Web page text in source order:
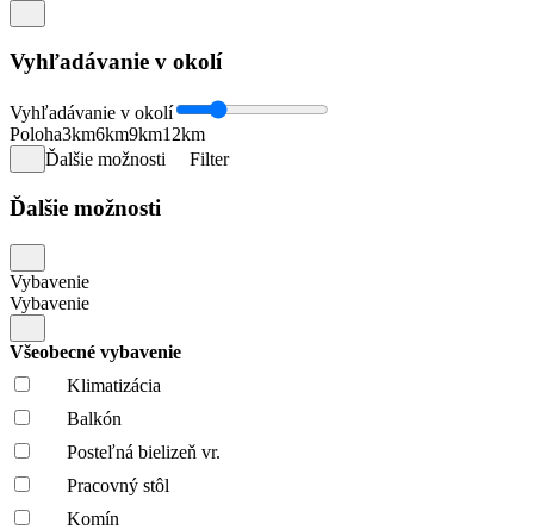
Vyhľadávanie v okolí
Vyhľadávanie v okolí
Poloha3km6km9km12km
Ďalšie možnosti
Filter
Ďalšie možnosti
Vybavenie
Vybavenie
Všeobecné vybavenie
Klimatizácia
Balkón
Posteľná bielizeň vr.
Pracovný stôl
Komín